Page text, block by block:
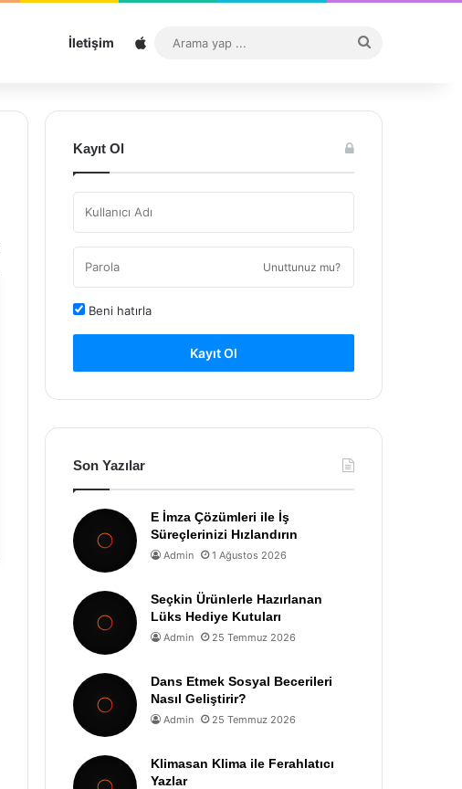
İletişim Sitemap
...
Kayıt Ol
Unuttunuz mu?
Beni hatırla
Kayıt Ol
Son Yazılar
E İmza Çözümleri ile İş
Süreçlerinizi Hızlandırın
Admin 1 Ağustos 2026
Seçkin Ürünlerle Hazırlanan
Lüks Hediye Kutuları
Admin 25 Temmuz 2026
Dans Etmek Sosyal Becerileri
Nasıl Geliştirir?
Admin 25 Temmuz 2026
Klimasan Klima ile Ferahlatıcı
Yazlar